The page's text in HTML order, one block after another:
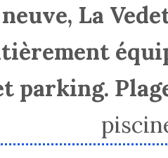
La
parking.